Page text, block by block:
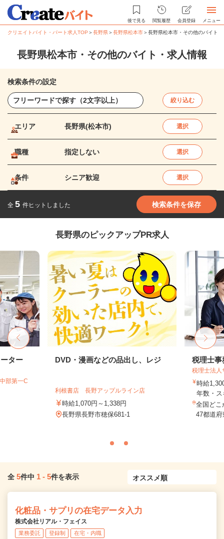
後で見る 閲覧履歴 会員登録 メニュー
クリエイトバイト・パート求人TOP ＞長野県＞長野県松本市＞長野県松本市・その他のバイト
長野県松本市・その他のバイト・求人情報
検索条件の設定
絞り込む
エリア 長野県(松本市) 選択
職種 指定しない 選択
条件 シニア歓迎 選択
全 5 件ヒットしました 検索条件を保存
長野県のピックアップPR求人
ター
部第一C
DVD・漫画などの品出し、レジ
利根書店 長野アップルライン店
時給1,070円～1,338円
長野県長野市穂保681-1
税理士事
税理士法人
時給
年数・
全国どこ
47都道
全 5件中 1 - 5件を表示
化粧品・サプリの在宅データ入力
株式会社リアル・フェイス
業務委託 登録制 在宅・内職